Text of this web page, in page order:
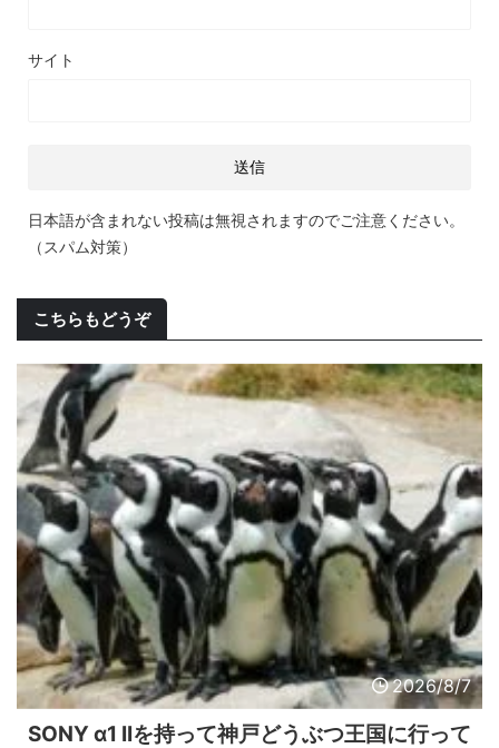
サイト
日本語が含まれない投稿は無視されますのでご注意ください。
（スパム対策）
こちらもどうぞ
2026/8/7
SONY α1 IIを持って神戸どうぶつ王国に行って